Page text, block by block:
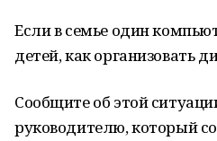
Если в семье один
детей, как организовать
Сообщите об этой
руководителю, который